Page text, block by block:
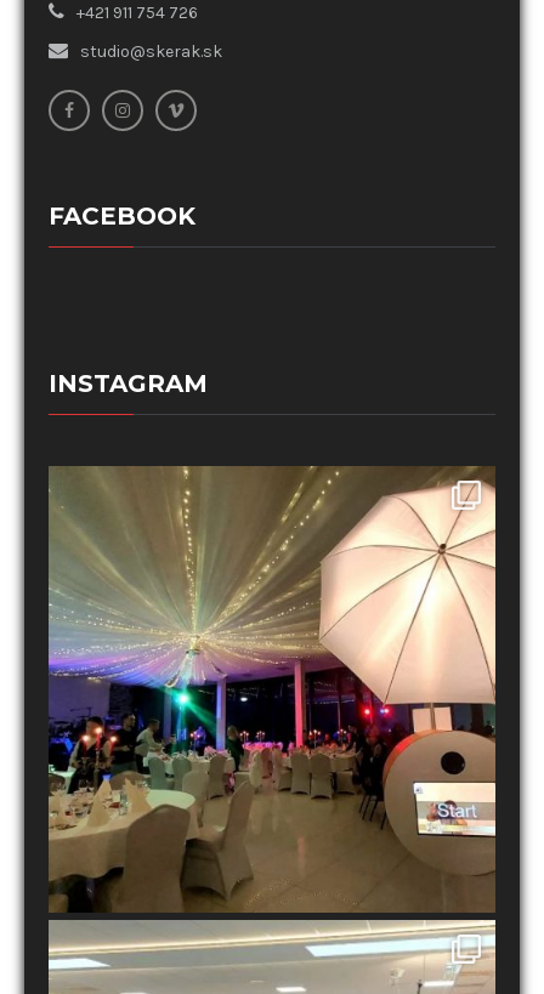
+421 911 754 726
studio@skerak.sk
FACEBOOK
INSTAGRAM